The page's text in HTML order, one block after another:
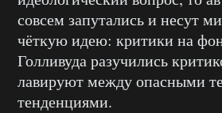
совсем запутались и несут
чёткую идею: критики на
Голливуда разучились
лавируют между опасными
тенденциями.